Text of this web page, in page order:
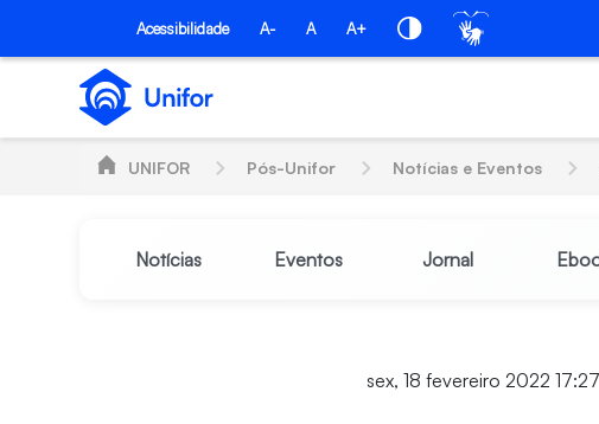
Pular para o Conteúdo principal
Acessibilidade A- A A+
UNIFOR Pós-Unifor Notícias e Eventos
Notícias Eventos Jornal
sex, 18 fevereiro 2022 17:27